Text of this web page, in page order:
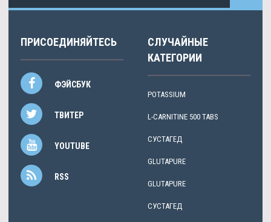
ПРИСОЕДИНЯЙТЕСЬ
ФЭЙСБУК
ТВИТЕР
YOUTUBE
RSS
СЛУЧАЙНЫЕ
КАТЕГОРИИ
POTASSIUM
L-CARNITINE 500 TABS
СУСТАГЕД
GLUTAPURE
GLUTAPURE
СУСТАГЕД